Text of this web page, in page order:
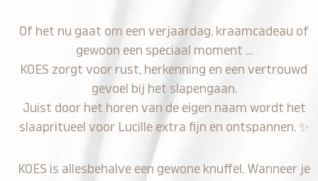
Of het nu gaat om een verjaardag, kraamcadeau of
gewoon een speciaal moment …
KOES zorgt voor rust, herkenning en een vertrouwd
gevoel bij het slapengaan.
Juist door het horen van de eigen naam wordt het
slaapritueel voor Lucille extra fijn en ontspannen. ✨
KOES is allesbehalve een gewone knuffel. Wanneer je